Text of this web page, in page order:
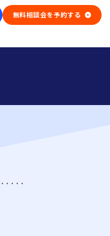
無料相談会を予約する